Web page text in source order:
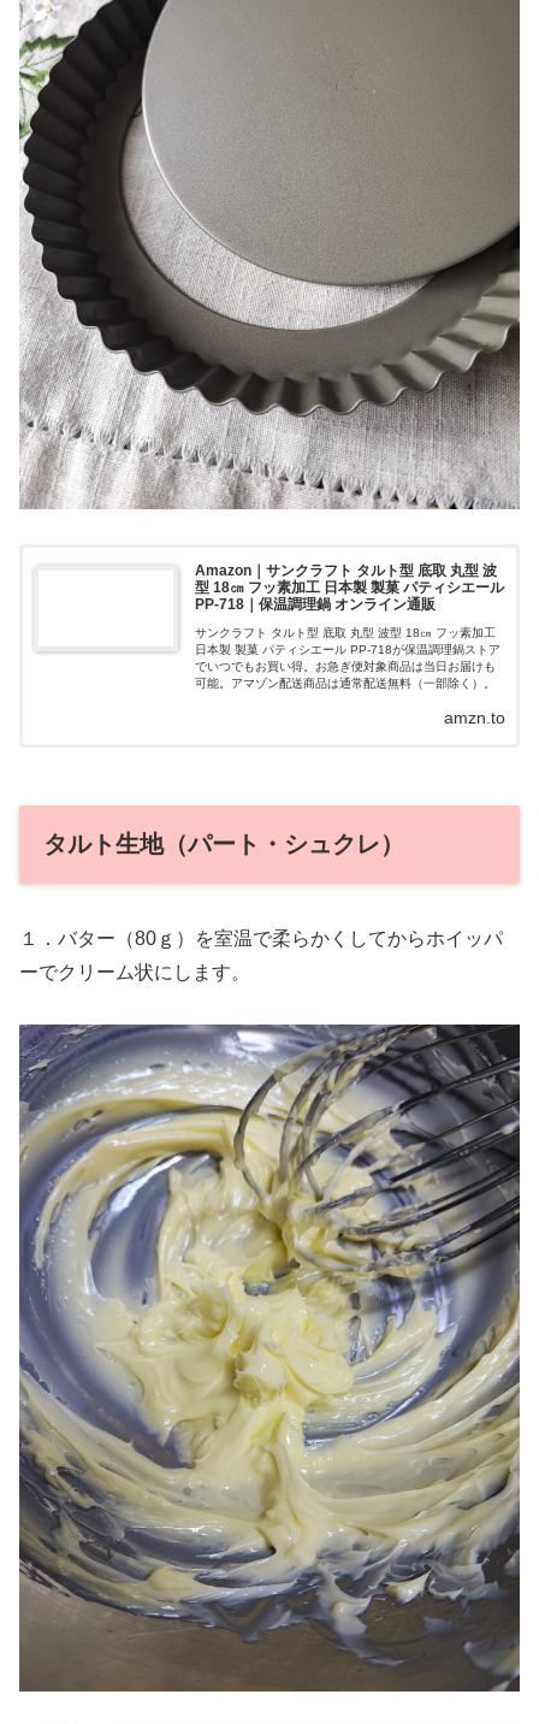
Amazon｜サンクラフト タルト型 底取 丸型 波
型 18㎝ フッ素加工 日本製 製菓 パティシエール
PP-718｜保温調理鍋 オンライン通販
サンクラフト タルト型 底取 丸型 波型 18㎝ フッ素加工
日本製 製菓 パティシエール PP-718が保温調理鍋ストア
でいつでもお買い得。お急ぎ便対象商品は当日お届けも
可能。アマゾン配送商品は通常配送無料（一部除く）。
amzn.to
タルト生地（パート・シュクレ）
１．バター（80ｇ）を室温で柔らかくしてからホイッパ
ーでクリーム状にします。